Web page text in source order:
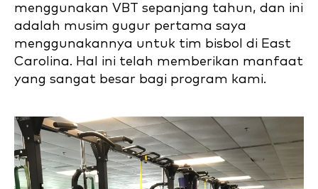
menggunakan VBT sepanjang tahun, dan ini
adalah musim gugur pertama saya
menggunakannya untuk tim bisbol di East
Carolina. Hal ini telah memberikan manfaat
yang sangat besar bagi program kami.